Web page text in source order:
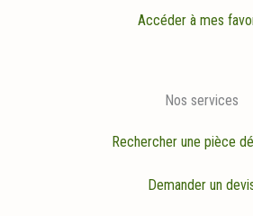
Accéder à mes
Nos services
Rechercher une pièce
Demander un